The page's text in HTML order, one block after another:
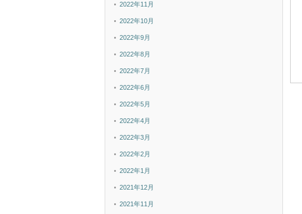
2022年11月
2022年10月
2022年9月
2022年8月
2022年7月
2022年6月
2022年5月
2022年4月
2022年3月
2022年2月
2022年1月
2021年12月
2021年11月